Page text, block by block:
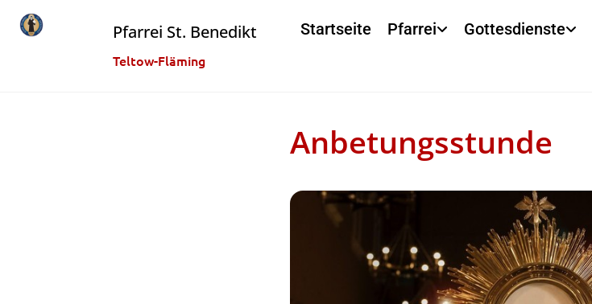
Pfarrei St. Benedikt
Teltow-Fläming
Startseite Pfarrei Gottesdienste
Anbetungsstunde